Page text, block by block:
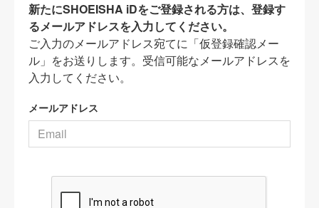
新たにSHOEISHA iDをご登録される方は、登録す
るメールアドレスを入力してください。
ご入力のメールアドレス宛てに「仮登録確認メー
ル」をお送りします。受信可能なメールアドレスを
入力してください。
メールアドレス